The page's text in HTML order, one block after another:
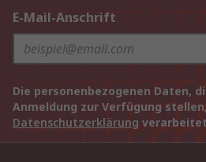
E-Mail-Anschrift
Die personenbezogenen Daten,
Anmeldung zur Verfügung
Datenschutzerklärung